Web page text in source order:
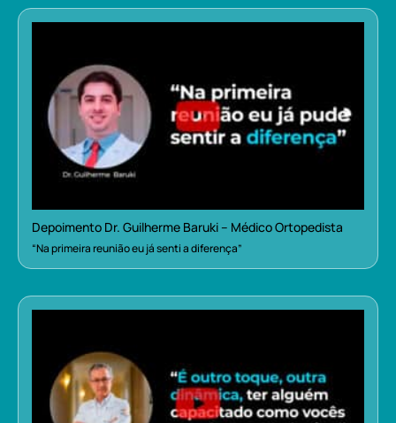
Depoimento Dr. Guilherme Baruki – Médico Ortopedista
“Na primeira reunião eu já senti a diferença”